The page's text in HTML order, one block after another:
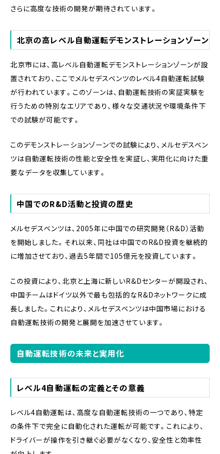
さらに高度な技術の開発が期待されています。
北京の高レベル自動運転デモンストレーションゾーン
北京市には、高レベル自動運転デモンストレーションゾーンが設
置されており、ここでメルセデスベンツのレベル4自動運転試験
が行われています。このゾーンは、自動運転技術の実証実験を
行うための特別なエリアであり、様々な交通状況や環境条件下
での試験が可能です。
このデモンストレーションゾーンでの試験により、メルセデスベン
ツは自動運転技術の性能と安全性を実証し、実用化に向けた重
要なデータを収集しています。
中国でのR&D活動と投資の歴史
メルセデスベンツは、2005年に中国での研究開発（R&D）活動
を開始しました。それ以来、同社は中国でのR&D投資を継続的
に増加させており、過去5年間で105億元を投資しています。
この投資により、北京と上海に新しいR&Dセンターが開設され、
中国チームはドイツ以外で最も包括的なR&Dネットワークに成
長しました。これにより、メルセデスベンツは中国市場における
自動運転技術の開発と展開を加速させています。
自動運転技術の未来と実用化
レベル4自動運転の定義とその意義
レベル4自動運転は、高度な自動運転技術の一つであり、特定
の条件下で完全に自動化された運転が可能です。これにより、
ドライバーが操作を引き継ぐ必要がなくなり、安全性と効率性